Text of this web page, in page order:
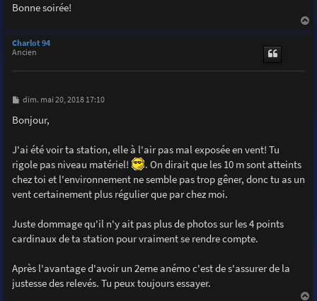
Bonne soirée!
Charlot 94
Ancien
M
s
s
e
dim. mai 20, 2018 17:10
Bonjour,
J'ai été voir ta station, elle à l'air pas mal exposée en vent! Tu
rigole pas niveau matériel!
. On dirait que les 10 m sont atteints
chez toi et l'environnement ne semble pas trop gêner, donc tu as un
vent certainement plus régulier que par chez moi.
Juste dommage qu'il n'y ait pas plus de photos sur les 4 points
cardinaux de ta station pour vraiment se rendre compte.
Après l'avantage d'avoir un 2eme anémo c'est de s'assurer de la
justesse des relevés. Tu peux toujours essayer.